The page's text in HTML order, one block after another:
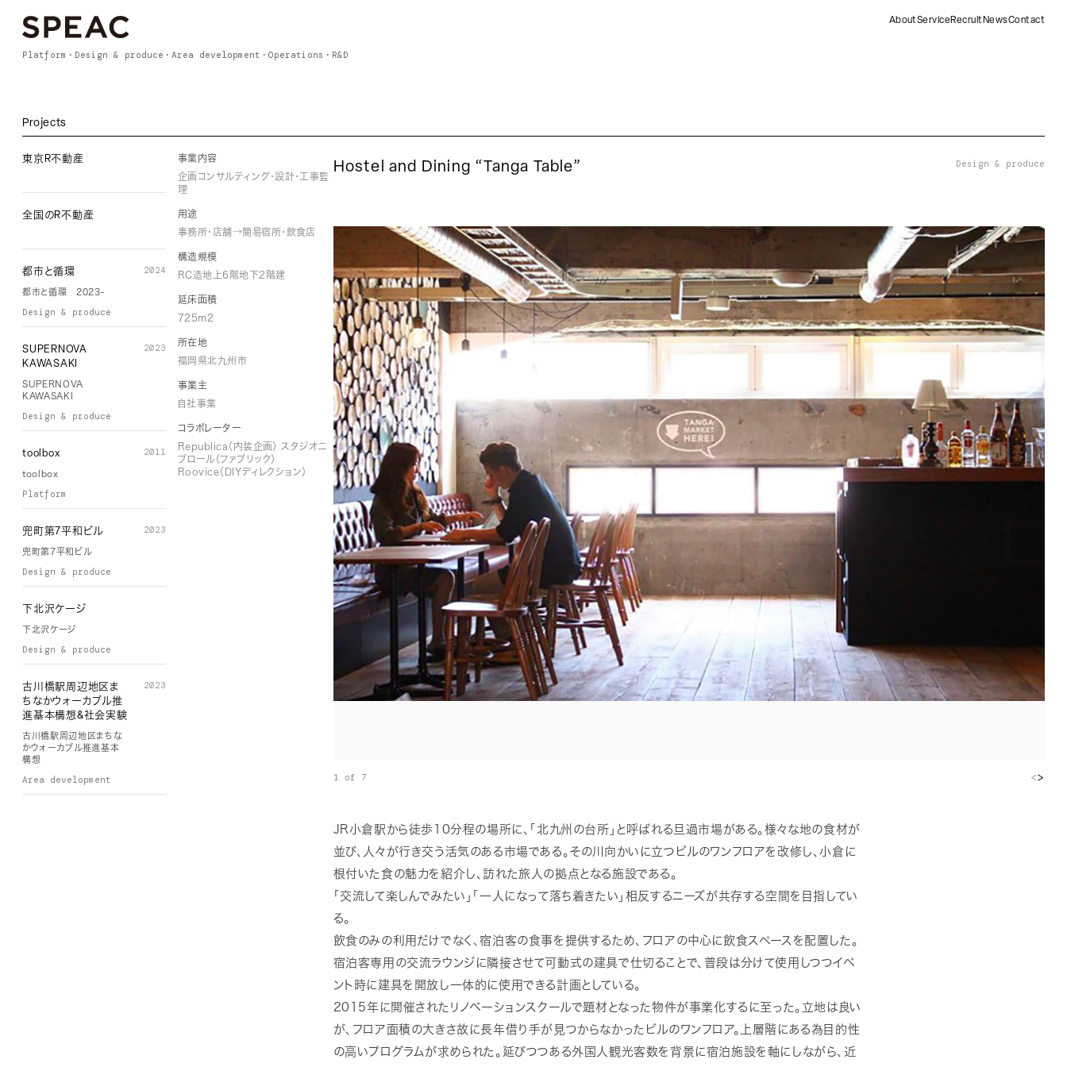
Platform Design & produce Area development Operations R&D
AboutServiceRecruitNewsContact
Projects
東京R不動産
全国のR不動産
都市と循環
都市と循環 2023-
2024
Design & produce
SUPERNOVA
KAWASAKI
SUPERNOVA
KAWASAKI
2023
Design & produce
toolbox
toolbox
2011
Platform
兜町第7平和ビル
兜町第7平和ビル
2023
Design & produce
下北沢ケージ
下北沢ケージ
Design & produce
古川橋駅周辺地区ま
ちなかウォーカブル推
進基本構想&社会実験
古川橋駅周辺地区まちな
かウォーカブル推進基本
構想
2023
Area development
事業内容
企画コンサルティング・設計・工事監
理
用途
事務所・店舗→簡易宿所・飲食店
構造規模
RC造地上6階地下2階建
延床面積
725m2
所在地
福岡県北九州市
事業主
自社事業
コラボレーター
Republica（内装企画） スタジオニ
ブロール（ファブリック）
Roovice（DIYディレクション）
Hostel and Dining “Tanga Table” Design & produce
1 of 7 <>
JR小倉駅から徒歩10分程の場所に、「北九州の台所」と呼ばれる旦過市場がある。様々な地の食材が
並び、人々が行き交う活気のある市場である。その川向かいに立つビルのワンフロアを改修し、小倉に
根付いた食の魅力を紹介し、訪れた旅人の拠点となる施設である。
「交流して楽しんでみたい」「一人になって落ち着きたい」相反するニーズが共存する空間を目指してい
る。
飲食のみの利用だけでなく、宿泊客の食事を提供するため、フロアの中心に飲食スペースを配置した。
宿泊客専用の交流ラウンジに隣接させて可動式の建具で仕切ることで、普段は分けて使用しつつイベ
ント時に建具を開放し一体的に使用できる計画としている。
2015年に開催されたリノベーションスクールで題材となった物件が事業化するに至った。立地は良い
が、フロア面積の大きさ故に長年借り手が見つからなかったビルのワンフロア。上層階にある為目的性
の高いプログラムが求められた。延びつつある外国人観光客数を背景に宿泊施設を軸にしながら、近